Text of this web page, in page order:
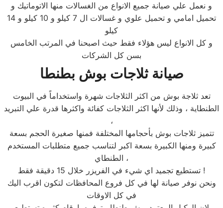
و نعمل علي صيانة جميع الانواع من الغسالات منها الاتوماتيك و
تحميل امامي و تحميل علوي و غسالات ال 7 كيلو و 10 كيلو و 14
كيلو
و كل الانواع ليس هؤلاء فقط حيث اصبحنا في المرتب الخامس
بسن كل الشركات
صيانة ثلاجات بوش بطنطا
تعد ثلاجة بوش من اكثر الثلاجات شهرة واستخداماً في البيوت
الطنطاية ، وذلك لأنها اكثر الثلاجات كفائة واكثرها قدرة علي التبريد
،
تتميز ثلاجات بوش بأحجامها المختلفة فمنها صغيرة الحجم بسعة
كبيرة ومنها الكبيرة بسعة اكبر لتناسب جميع متطلبات المستخدم
الطنطاي ،
تستطيع تجميد اي شيء في الفريزر خلال 15 دقيقة فقط !
ونحن نوفر صيانة لها في كل فروع المحافظات لتكون اقرب اليك
في كل الاوقات